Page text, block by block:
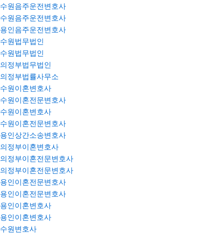
수원음주운전변호사
수원음주운전변호사
용인음주운전변호사
수원법무법인
수원법무법인
의정부법무법인
의정부법률사무소
수원이혼변호사
수원이혼전문변호사
수원이혼변호사
수원이혼전문변호사
용인상간소송변호사
의정부이혼변호사
의정부이혼전문변호사
의정부이혼전문변호사
용인이혼전문변호사
용인이혼전문변호사
용인이혼변호사
용인이혼변호사
수원변호사